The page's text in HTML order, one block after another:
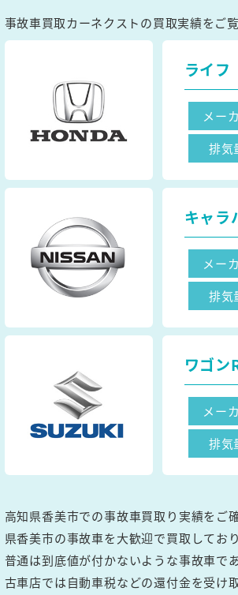
事故車買取カーネクストの買取実績をご覧
ライフ
メー
排気
キャラ
メー
排気
ワゴン
メー
排気
高知県香美市での事故車買取り実績をご
県香美市の事故車を大歓迎で買取しており
普通は到底値が付かないような事故車であ
古車店では自動車税などの還付金を受け